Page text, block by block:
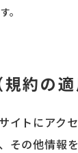
。
約の適
イトにアク
その他情報